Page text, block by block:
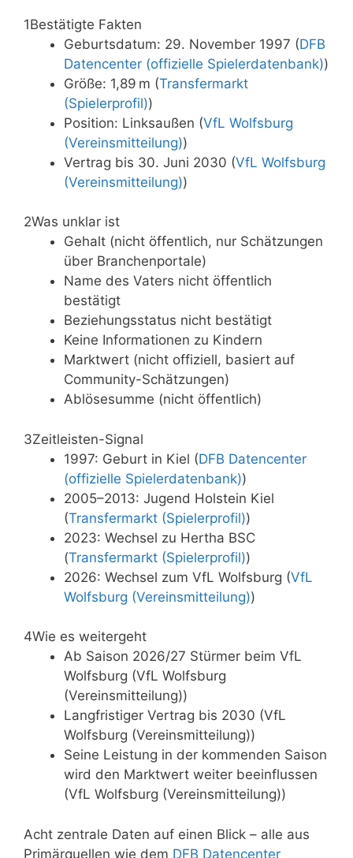
1Bestätigte Fakten
Geburtsdatum: 29. November 1997 (DFB
Datencenter (offizielle Spielerdatenbank))
Größe: 1,89 m (Transfermarkt
(Spielerprofil))
Position: Linksaußen (VfL Wolfsburg
(Vereinsmitteilung))
Vertrag bis 30. Juni 2030 (VfL Wolfsburg
(Vereinsmitteilung))
2Was unklar ist
Gehalt (nicht öffentlich, nur Schätzungen
über Branchenportale)
Name des Vaters nicht öffentlich
bestätigt
Beziehungsstatus nicht bestätigt
Keine Informationen zu Kindern
Marktwert (nicht offiziell, basiert auf
Community-Schätzungen)
Ablösesumme (nicht öffentlich)
3Zeitleisten-Signal
1997: Geburt in Kiel (DFB Datencenter
(offizielle Spielerdatenbank))
2005–2013: Jugend Holstein Kiel
(Transfermarkt (Spielerprofil))
2023: Wechsel zu Hertha BSC
(Transfermarkt (Spielerprofil))
2026: Wechsel zum VfL Wolfsburg (VfL
Wolfsburg (Vereinsmitteilung))
4Wie es weitergeht
Ab Saison 2026/27 Stürmer beim VfL
Wolfsburg (VfL Wolfsburg
(Vereinsmitteilung))
Langfristiger Vertrag bis 2030 (VfL
Wolfsburg (Vereinsmitteilung))
Seine Leistung in der kommenden Saison
wird den Marktwert weiter beeinflussen
(VfL Wolfsburg (Vereinsmitteilung))
Acht zentrale Daten auf einen Blick – alle aus
Primärquellen wie dem DFB Datencenter